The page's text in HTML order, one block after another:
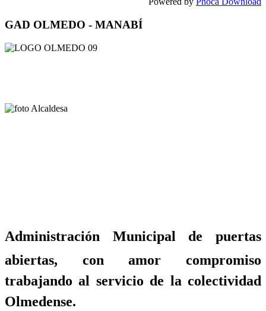
GAD OLMEDO - MANABÍ
Administración Municipal de puertas
abiertas, con amor compromiso
trabajando al servicio de la colectividad
Olmedense.